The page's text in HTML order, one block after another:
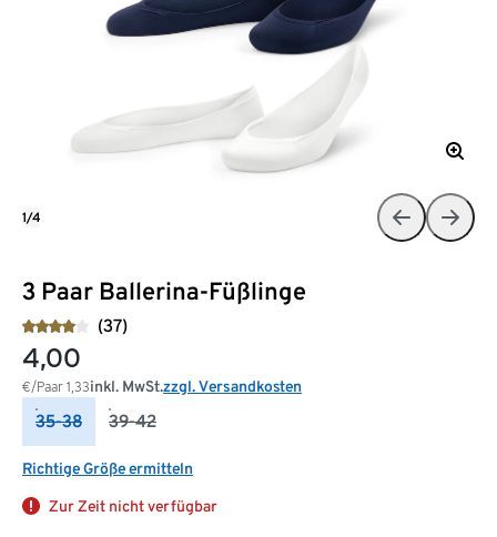
3 Paar Ballerina-Füßlinge
(37)
4,00
€/Paar 1,33inkl. MwSt.zzgl. Versandkosten
35-38 39-42
Richtige Größe ermitteln
Zur Zeit nicht verfügbar
1/4